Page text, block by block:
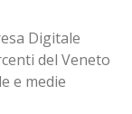
Digitale
del Veneto
e medie